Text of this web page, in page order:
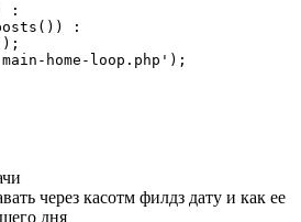
:
:
home-loop.php');
через касотм филдз дату и как ее
дня